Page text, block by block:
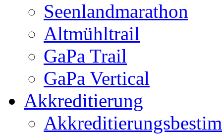
Seenlandmarathon
Altmühltrail
GaPa Trail
GaPa Vertical
Akkreditierung